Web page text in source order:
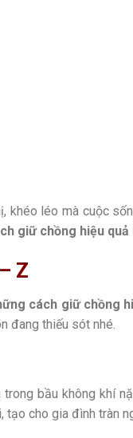
khéo léo mà cuộc
giữ chồng hiệu quả
Z
cách giữ chồng
đang thiếu sót nhé.
bầu không khí
tạo cho gia đình tràn